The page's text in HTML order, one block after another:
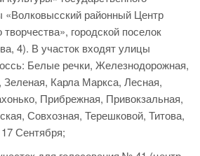
«Волковысский районный Центр
городской поселок
4). В участок входят улицы
Белые речки, Железнодорожная,
Зеленая, Карла Маркса, Лесная,
Прибрежная, Привокзальная,
Совхозная, Терешковой, Титова,
Сентября;